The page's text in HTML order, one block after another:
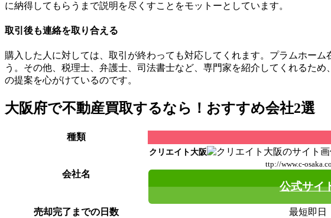
に納得してもらうまで説明を尽くすことをモットーとしています。
取引後も連絡を取り合える
購入した人に対しては、取引が終わっても対応してくれます。プラムホー
う。その他、税理士、弁護士、司法書士など、専門家を紹介してくれるた
の提案を心がけているのです。
大阪府で不動産買取するなら！おすすめ会社2選
種類
会社名
クリエイト大阪
ttp://www.c-
公式サイ
売却完了までの日数 最短即日